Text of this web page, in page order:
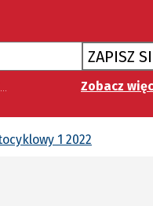
ZAPISZ
Zobacz